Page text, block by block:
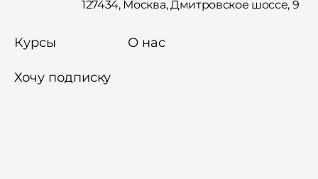
Курсы О нас
Хочу подписку
127434, Москва, Дмитровское шоссе, 9